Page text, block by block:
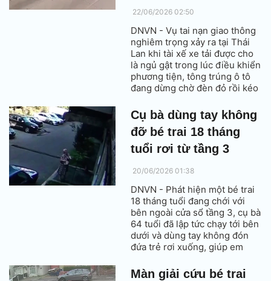
22/06/2026 02:50
DNVN - Vụ tai nạn giao thông
nghiêm trọng xảy ra tại Thái
Lan khi tài xế xe tải được cho
là ngủ gật trong lúc điều khiển
phương tiện, tông trúng ô tô
đang dừng chờ đèn đỏ rồi kéo
khiến nhiều người bị thương,
trong đó có 2 trẻ em bị thương
nặng.
Cụ bà dùng tay không
đỡ bé trai 18 tháng
tuổi rơi từ tầng 3
20/06/2026 01:38
DNVN - Phát hiện một bé trai
18 tháng tuổi đang chới với
bên ngoài cửa sổ tầng 3, cụ bà
64 tuổi đã lập tức chạy tới bên
dưới và dùng tay không đón
đứa trẻ rơi xuống, giúp em
trọng.
Màn giải cứu bé trai